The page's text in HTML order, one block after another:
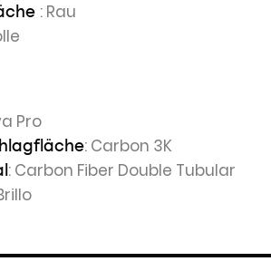
: Rau
Pro
: Carbon 3K
: Carbon Fiber Double Tubular